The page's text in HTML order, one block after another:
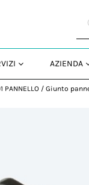
AZIENDA
PANNELLO / Giunto